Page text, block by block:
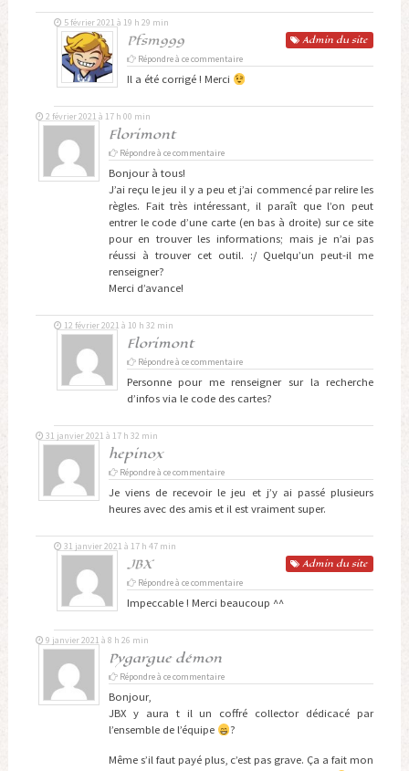
Pfsm999 Admin du site
5 février 2021 à 19 h 29 min
Répondre à ce commentaire
Il a été corrigé ! Merci
Florimont
2 février 2021 à 17 h 00 min
Répondre à ce commentaire
Bonjour à tous!
J’ai reçu le jeu il y a peu et j’ai commencé par relire les
règles. Fait très intéressant, il paraît que l’on peut
entrer le code d’une carte (en bas à droite) sur ce site
pour en trouver les informations; mais je n’ai pas
réussi à trouver cet outil. :/ Quelqu’un peut-il me
renseigner?
Merci d’avance!
Florimont
12 février 2021 à 10 h 32 min
Répondre à ce commentaire
Personne pour me renseigner sur la recherche
d’infos via le code des cartes?
hepinox
31 janvier 2021 à 17 h 32 min
Répondre à ce commentaire
Je viens de recevoir le jeu et j’y ai passé plusieurs
heures avec des amis et il est vraiment super.
JBX Admin du site
31 janvier 2021 à 17 h 47 min
Répondre à ce commentaire
Impeccable ! Merci beaucoup ^^
Pygargue démon
9 janvier 2021 à 8 h 26 min
Répondre à ce commentaire
Bonjour,
JBX y aura t il un coffré collector dédicacé par
l’ensemble de l’équipe
?
Même s’il faut payé plus, c’est pas grave. Ça a fait mon